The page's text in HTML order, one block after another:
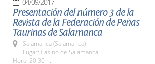
04/09/2017
Presentación del número 3 de la
Revista de la Federación de Peñas
Taurinas de Salamanca
Salamanca (Salamanca)
Lugar: Casino de Salamanca
Hora: 20:30 h.